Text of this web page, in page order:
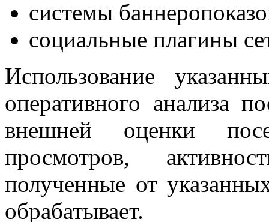
системы
социальные плагины
Использование
оперативного анализа
внешней оценки
просмотров,
полученные от
обрабатывает.